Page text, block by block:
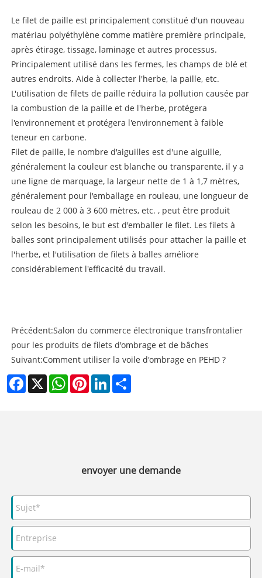
Le filet de paille est principalement constitué d'un nouveau
matériau polyéthylène comme matière première principale,
après étirage, tissage, laminage et autres processus.
Principalement utilisé dans les fermes, les champs de blé et
autres endroits. Aide à collecter l'herbe, la paille, etc.
L'utilisation de filets de paille réduira la pollution causée par
la combustion de la paille et de l'herbe, protégera
l'environnement et protégera l'environnement à faible
teneur en carbone.
Filet de paille, le nombre d'aiguilles est d'une aiguille,
généralement la couleur est blanche ou transparente, il y a
une ligne de marquage, la largeur nette de 1 à 1,7 mètres,
généralement pour l'emballage en rouleau, une longueur de
rouleau de 2 000 à 3 600 mètres, etc. , peut être produit
selon les besoins, le but est d'emballer le filet. Les filets à
balles sont principalement utilisés pour attacher la paille et
l'herbe, et l'utilisation de filets à balles améliore
considérablement l'efficacité du travail.
Précédent:Salon du commerce électronique transfrontalier
pour les produits de filets d'ombrage et de bâches
Suivant:Comment utiliser la voile d'ombrage en PEHD ?
Facebook
X WhatsAppPinterestLinkedIn
envoyer une demande